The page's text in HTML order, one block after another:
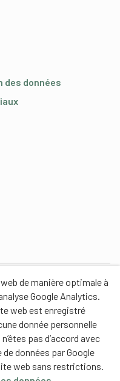
de manière optimale à
Google Analytics.
web est enregistré
donnée personnelle
pas d’accord avec
données par Google
web sans restrictions.
des données